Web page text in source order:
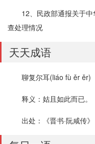
12、民政部通报关于
查处理情况
天天成语
聊复尔耳(liáo fù ěr ěr)
释义：姑且如此而已。
出处：《晋书·阮咸传